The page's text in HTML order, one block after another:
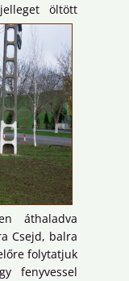
öltött
áthaladva
Csejd, balra
folytatjuk
fenyvessel